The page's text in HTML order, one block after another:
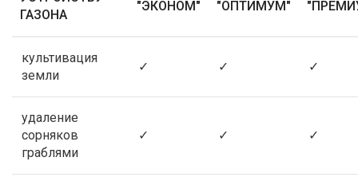
ГАЗОНА
"ЭКОНОМ" "ОПТИМУМ"
культивация
земли
✓ ✓ ✓
удаление
сорняков
граблями
✓ ✓ ✓